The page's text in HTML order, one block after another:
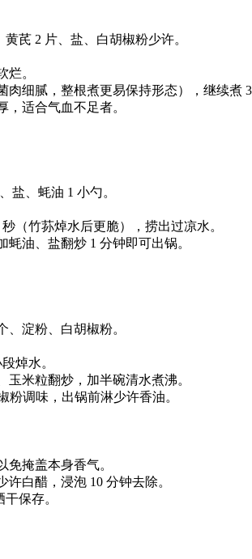
芪 2 片、盐、白胡椒粉少许。
烂。
细腻，整根煮更易保持形态），继续煮
适合气血不足者。
盐、蚝油 1 小勺。
（竹荪焯水后更脆），捞出过凉水。
油、盐翻炒 1 分钟即可出锅。
、淀粉、白胡椒粉。
焯水。
米粒翻炒，加半碗清水煮沸。
调味，出锅前淋少许香油。
掩盖本身香气。
白醋，浸泡 10 分钟去除。
保存。